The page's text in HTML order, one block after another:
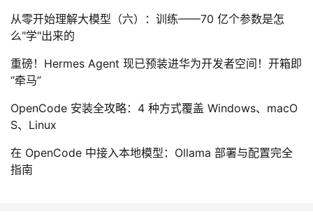
从零开始理解大模型（六）：训练——70 亿个参数是怎
么"学"出来的
重磅！Hermes Agent 现已预装进华为开发者空间！开箱即
“牵马”
OpenCode 安装全攻略：4 种方式覆盖 Windows、macO
S、Linux
在 OpenCode 中接入本地模型：Ollama 部署与配置完全
指南